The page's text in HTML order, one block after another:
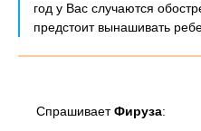
год у Вас случаются
предстоит вынашивать
СпрашиваетФируза: